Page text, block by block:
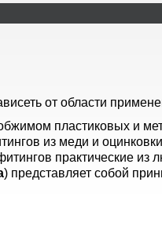
от области
пластиковых и
из меди и
практические из
) представляет собой